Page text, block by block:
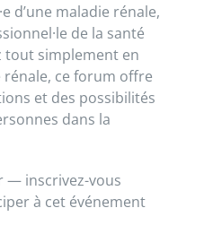
d’une maladie rénale,
de la santé
tout simplement en
ce forum offre
et des possibilités
dans la
— inscrivez-vous
à cet événement